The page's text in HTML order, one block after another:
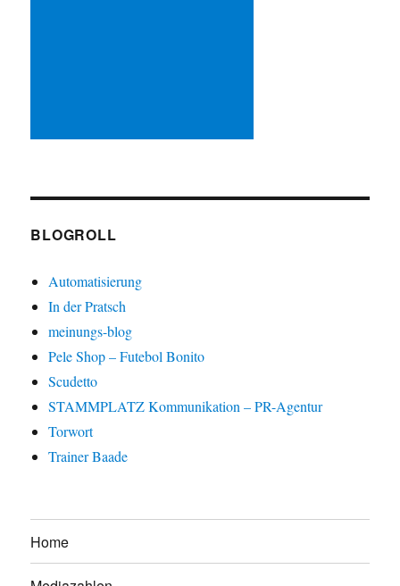
BLOGROLL
Automatisierung
In der Pratsch
meinungs-blog
Pele Shop – Futebol Bonito
Scudetto
STAMMPLATZ Kommunikation – PR-Agentur
Torwort
Trainer Baade
Home